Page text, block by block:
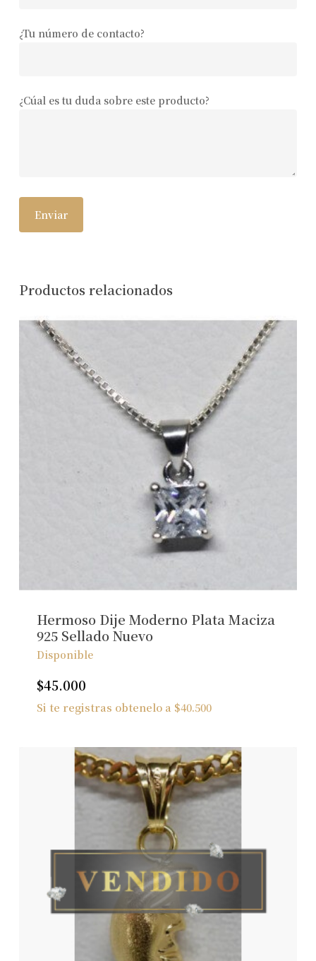
¿Tu número de contacto?
¿Cúal es tu duda sobre este producto?
Productos relacionados
Hermoso Dije Moderno Plata Maciza
925 Sellado Nuevo
Disponible
$45.000
Si te registras obtenelo a $40.500